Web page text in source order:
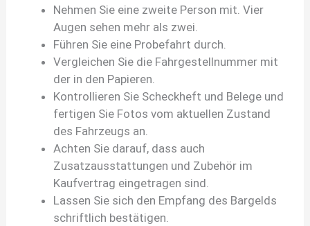
Nehmen Sie eine zweite Person mit. Vier
Augen sehen mehr als zwei.
Führen Sie eine Probefahrt durch.
Vergleichen Sie die Fahrgestellnummer mit
der in den Papieren.
Kontrollieren Sie Scheckheft und Belege und
fertigen Sie Fotos vom aktuellen Zustand
des Fahrzeugs an.
Achten Sie darauf, dass auch
Zusatzausstattungen und Zubehör im
Kaufvertrag eingetragen sind.
Lassen Sie sich den Empfang des Bargelds
schriftlich bestätigen.